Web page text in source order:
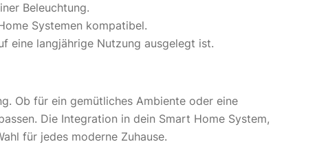
Beleuchtung.
Systemen kompatibel.
eine langjährige Nutzung ausgelegt ist.
Ob für ein gemütliches Ambiente oder eine
Die Integration in dein Smart Home System,
für jedes moderne Zuhause.